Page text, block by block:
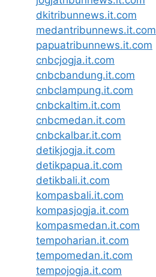
dkitribunnews.it.com
medantribunnews.it.com
papuatribunnews.it.com
cnbcjogja.it.com
cnbcbandung.it.com
cnbclampung.it.com
cnbckaltim.it.com
cnbcmedan.it.com
cnbckalbar.it.com
detikjogja.it.com
detikpapua.it.com
detikbali.it.com
kompasbali.it.com
kompasjogja.it.com
kompasmedan.it.com
tempoharian.it.com
tempomedan.it.com
tempojogja.it.com